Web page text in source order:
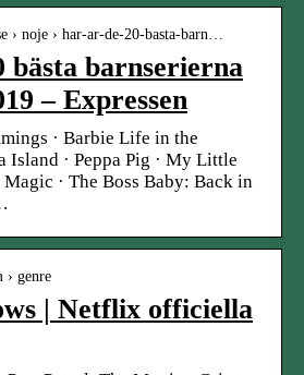
› noje › har-ar-de-20-basta-barn…
bästa barnserierna
– Expressen
· Barbie Life in the
Island · Peppa Pig · My Little
· The Boss Baby: Back in
genre
| Netflix officiella